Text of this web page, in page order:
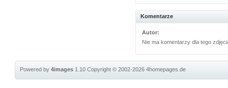
Komentarze
Autor:
Nie ma komentarzy dla tego
Powered by4images 1.10Copyright © 2002-20264homepages.de